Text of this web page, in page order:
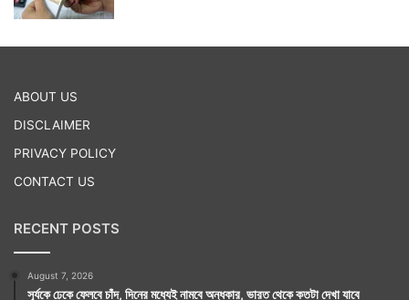
ABOUT US
DISCLAIMER
PRIVACY POLICY
CONTACT US
RECENT POSTS
August 7, 2026
সূর্যকে ঢেকে ফেলবে চাঁদ, দিনের মধ্যেই নামবে অন্ধকার, ভারত থেকে কতটা দেখা যাবে